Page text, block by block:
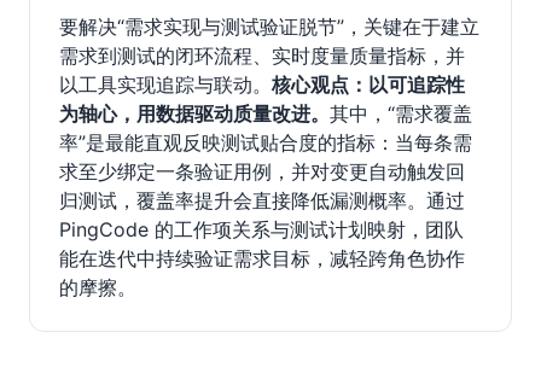
要解决“需求实现与测试验证脱节”，关键在于建立
需求到测试的闭环流程、实时度量质量指标，并
以工具实现追踪与联动。 核心观点：以可追踪性
为轴心，用数据驱动质量改进。 其中，“需求覆盖
率”是最能直观反映测试贴合度的指标：当每条需
求至少绑定一条验证用例，并对变更自动触发回
归测试，覆盖率提升会直接降低漏测概率。通过
PingCode 的工作项关系与测试计划映射，团队
能在迭代中持续验证需求目标，减轻跨角色协作
的摩擦。